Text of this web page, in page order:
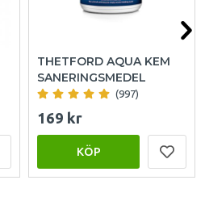
THETFORD AQUA KEM
SANERINGSMEDEL
(997)
169 kr
KÖP